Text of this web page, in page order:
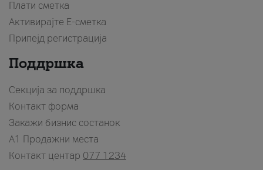
Плати сметка
Активирајте Е-сметка
Припејд регистрација
Поддршка
Секција за поддршка
Контакт форма
Закажи бизнис состанок
A1 Продажни места
Контакт центар 077 1234